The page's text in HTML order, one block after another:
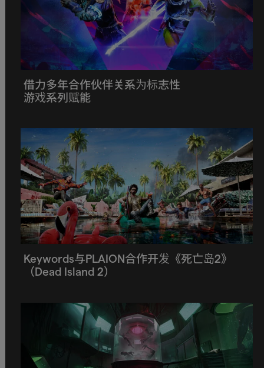
借力多年合作伙伴关系为标志性
游戏系列赋能
Keywords与PLAION合作开发《死亡岛2》
（Dead Island 2）